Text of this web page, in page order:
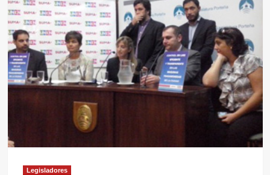
educación
del
federalismo
conservador
Legisladores